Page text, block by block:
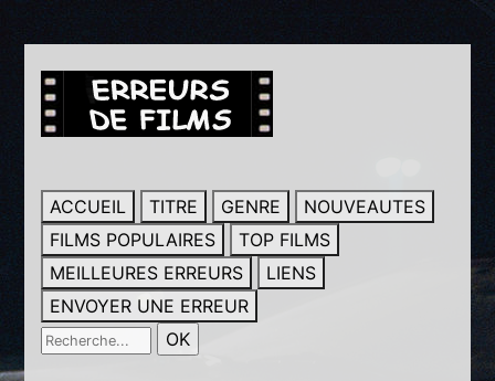
ACCUEIL TITRE GENRE
NOUVEAUTES
FILMS POPULAIRES
TOP FILMS
MEILLEURES ERREURS
LIENS
ENVOYER UNE ERREUR